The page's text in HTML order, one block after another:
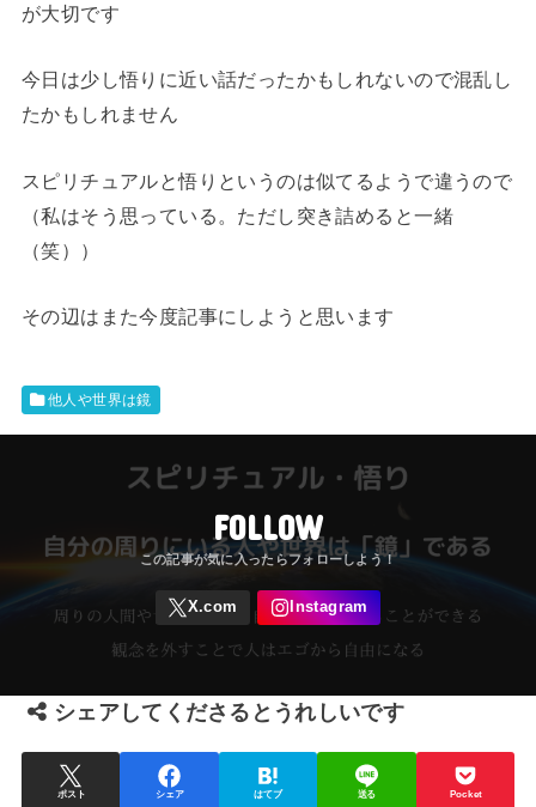
が大切です
今日は少し悟りに近い話だったかもしれないので混乱し
たかもしれません
スピリチュアルと悟りというのは似てるようで違うので
（私はそう思っている。ただし突き詰めると一緒
（笑））
その辺はまた今度記事にしようと思います
他人や世界は鏡
FOLLOW
シェアしてくださるとうれしいです
ポスト シェア はてブ 送る Pocket